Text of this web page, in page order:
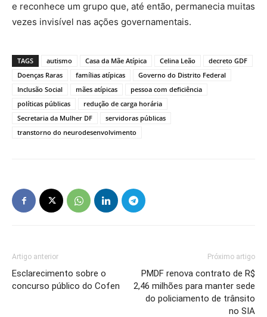
e reconhece um grupo que, até então, permanecia muitas
vezes invisível nas ações governamentais.
TAGS autismo Casa da Mãe Atípica Celina Leão
decreto GDF
Doenças Raras
famílias atípicas
Governo do Distrito Federal
Inclusão Social
mães atípicas
pessoa com deficiência
políticas públicas
redução de carga horária
Secretaria da Mulher DF
servidoras públicas
transtorno do neurodesenvolvimento
Artigo anterior
Esclarecimento sobre o
concurso público do Cofen
Próximo artigo
PMDF renova contrato de R$
2,46 milhões para manter sede
do policiamento de trânsito
no SIA